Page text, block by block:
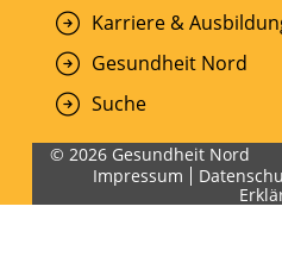
Karriere &
Gesundheit Nord
Suche
© 2026 Gesundheit Nord
Impressum